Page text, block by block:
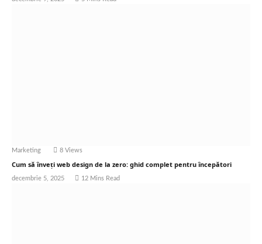
Marketing 8 Views
Cum să înveți web design de la zero: ghid complet pentru începători
decembrie 5, 2025 12 Mins Read